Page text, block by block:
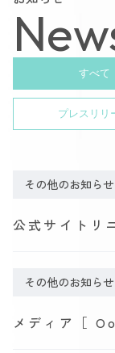
すべて
プレスリリ
その他のお知らせ
公式サイトリ
その他のお知らせ
メディア［